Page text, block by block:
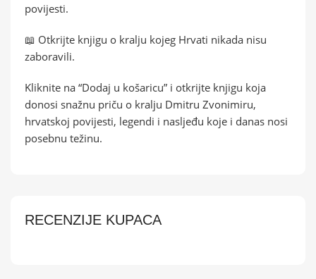
povijesti.
📖 Otkrijte knjigu o kralju kojeg Hrvati nikada nisu
zaboravili.
Kliknite na “Dodaj u košaricu” i otkrijte knjigu koja
donosi snažnu priču o kralju Dmitru Zvonimiru,
hrvatskoj povijesti, legendi i nasljeđu koje i danas nosi
posebnu težinu.
RECENZIJE KUPACA